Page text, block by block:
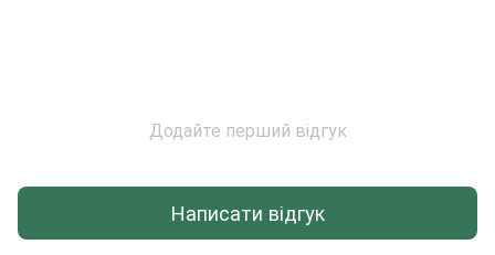
Додайте перший відгук
Написати відгук